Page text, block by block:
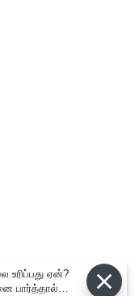
உரிப்பது ஏன்?
பார்த்தால்